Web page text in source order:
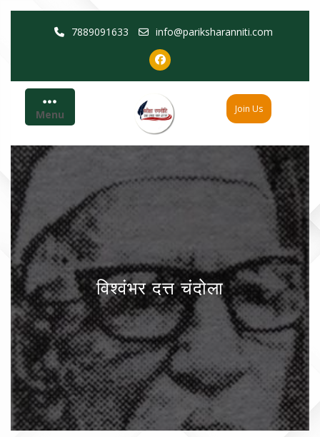
7889091633 info@pariksharanniti.com
Menu Join Us
विश्वंभर दत्त चंदोला